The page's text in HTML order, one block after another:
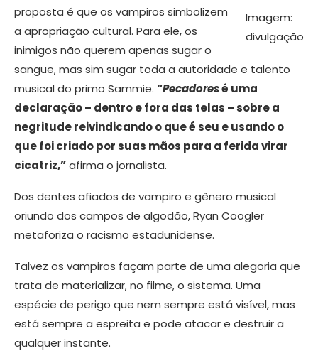
Imagem:
divulgação
proposta é que os vampiros simbolizem
a apropriação cultural. Para ele, os
inimigos não querem apenas sugar o
sangue, mas sim sugar toda a autoridade e talento
musical do primo Sammie. “Pecadoresé uma
declaração – dentro e fora das telas – sobre a
negritude reivindicando o que é seu e usando o
que foi criado por suas mãos para a ferida virar
cicatriz,”afirma o jornalista.
Dos dentes afiados de vampiro e gênero musical
oriundo dos campos de algodão, Ryan Coogler
metaforiza o racismo estadunidense.
Talvez os vampiros façam parte de uma alegoria que
trata de materializar, no filme, o sistema. Uma
espécie de perigo que nem sempre está visível, mas
está sempre a espreita e pode atacar e destruir a
qualquer instante.